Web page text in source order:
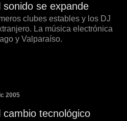
sonido se expande
clubes estables y los DJ
La música electrónica
y Valparaíso.
2005
cambio tecnológico